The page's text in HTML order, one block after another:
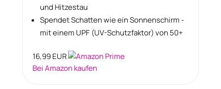
und Hitzestau
Spendet Schatten wie ein Sonnenschirm -
mit einem UPF (UV-Schutzfaktor) von 50+
16,99 EUR
Bei Amazon kaufen